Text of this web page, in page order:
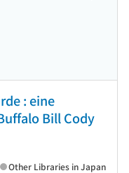
: eine
Bill Cody
Other Libraries in Japan